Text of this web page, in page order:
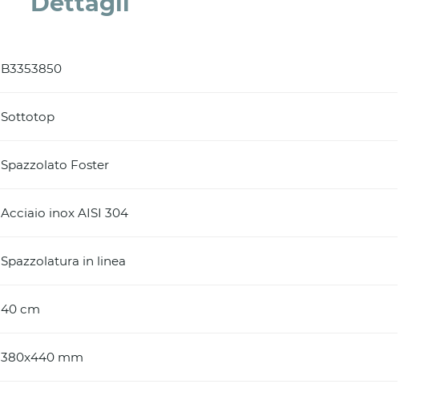
B3353850
Sottotop
Spazzolato Foster
Acciaio inox AISI 304
Spazzolatura in linea
40 cm
380x440 mm